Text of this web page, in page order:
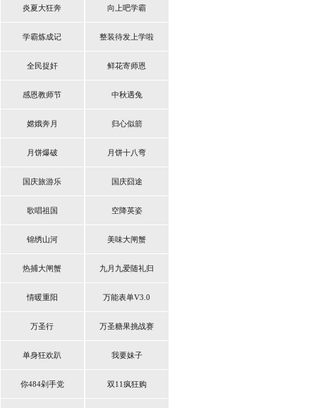
炎夏大狂奔 向上吧学霸
学霸炼成记 整装待发上学啦
全民捉奸 鲜花寄师恩
感恩教师节 中秋遇兔
嫦娥奔月 归心似箭
月饼爆破 月饼十八弯
国庆旅游乐 国庆囧途
歌唱祖国 空降英姿
锦绣山河 美味大闸蟹
热捕大闸蟹 九月九爱随礼归
情暖重阳 万能表单V3.0
万圣行 万圣糖果挑战赛
单身狂欢趴 我要妹子
你484剁手党 双11疯狂购